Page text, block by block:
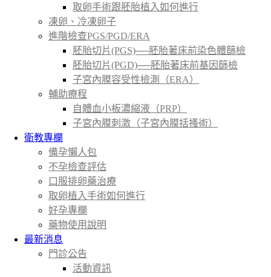
取卵手術跟胚胎植入如何進行
凍卵、冷凍卵子
進階檢查PGS/PGD/ERA
胚胎切片(PGS)──胚胎著床前染色體篩檢
胚胎切片(PGD)──胚胎著床前基因篩檢
子宮內膜容受性檢測（ERA）
輔助療程
自體血小板濃縮液（PRP）
子宮內膜刺激（子宮內膜括搔術）
衛教專欄
備孕懶人包
不孕檢查評估
口服排卵藥治療
取卵植入手術如何進行
好孕專欄
藥物使用說明
最新消息
門診公告
活動資訊